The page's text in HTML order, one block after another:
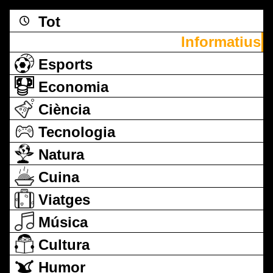
Tot
Informatius
Esports
Economia
Ciència
Tecnologia
Natura
Cuina
Viatges
Música
Cultura
Humor